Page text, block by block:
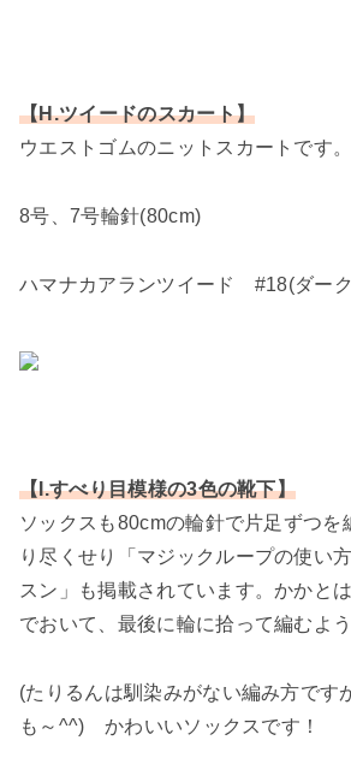
【H.ツイードのスカート】
ウエストゴムのニットスカートです
8号、7号輪針(80cm)
ハマナカアランツイード #18(ダー
【I.すべり目模様の3色の靴下】
ソックスも80cmの輪針で片足ずつを
り尽くせり「マジックループの使い
スン」も掲載されています。かかと
でおいて、最後に輪に拾って編むよう
(たりるんは馴染みがない編み方です
も～^^) かわいいソックスです！